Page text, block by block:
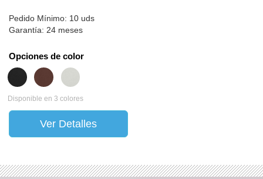
Pedido Mínimo: 10 uds
Garantía: 24 meses
Opciones de color
Disponible en 3 colores
Ver Detalles